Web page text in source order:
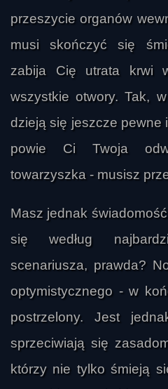
przeszycie organów
musi skończyć się
zabija Cię utrata krwi
wszystkie otwory. Tak,
dzieją się jeszcze pewne
powie Ci Twoja
towarzyszka - musisz
Masz jednak
się według
scenariusza, prawda?
optymistycznego - w
postrzelony. Jest
sprzeciwiają się
którzy nie tylko śmieją